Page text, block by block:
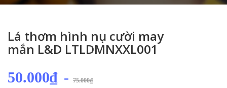
Lá thơm hình nụ cười may
mắn L&D LTLDMNXXL001
50.000₫ - 75.000₫